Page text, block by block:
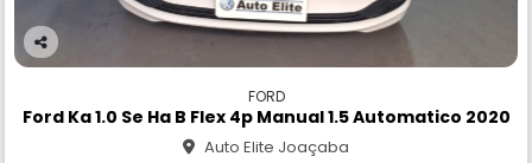
Co
rtil
FORD
Ford Ka 1.0 Se Ha B Flex 4p Manual 1.5 Automatico 2020
Auto Elite Joaçaba